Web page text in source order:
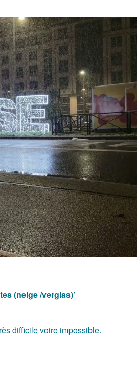
(neige /verglas)’
difficile voire impossible.